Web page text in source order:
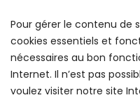
Pour gérer le contenu de
cookies essentiels et
nécessaires au bon
Internet. Il n’est pas
voulez visiter notre site